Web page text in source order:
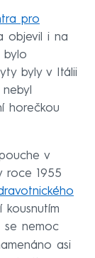
pro
objevil i na
bylo
byly v Itálii
horečkou
v
roce 1955
se nemoc
asi